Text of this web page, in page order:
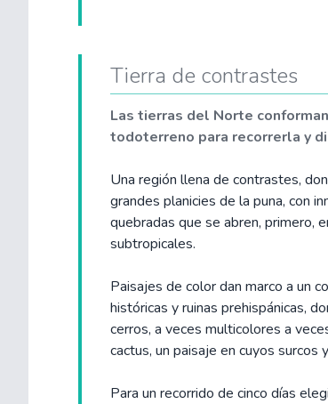
Tierra de contrastes
Las tierras del Norte
todoterreno para recorrerla y
Una región llena de contrastes,
grandes planicies de la puna, con
quebradas que se abren, primero,
subtropicales.
Paisajes de color dan marco a un
históricas y ruinas prehispánicas,
cerros, a veces multicolores a
cactus, un paisaje en cuyos
Para un recorrido de cinco días